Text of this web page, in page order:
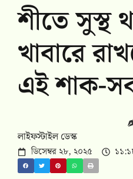
শীতে সুস্থ
খাবারে
এই শাক-
লাইফস্টাইল ডেস্ক
ডিসেম্বর ২৮, ২০২৫